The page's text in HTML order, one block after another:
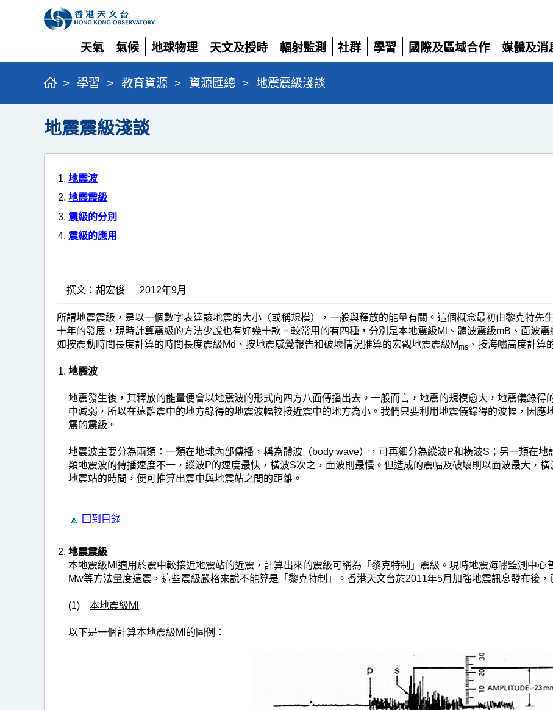
天氣
展
開
氣候
展
開
地球物理
展
開
天文及授時
展
開
輻射監測
展
開
社群
展
學習
展
國際及區域合作
展
媒體及消
展
> 學習 > 教育資源 > 資源匯總 > 地震震級淺談
地震震級淺談
地震波
地震震級
震級的分別
震級的應用
撰文：胡宏俊 2012年9月
所謂地震震級，是以一個數字表達該地震的大小（或稱規模），一般與釋放的能量有關。這個概念最初由黎克特先
十年的發展，現時計算震級的方法少說也有好幾十款。較常用的有四種，分別是本地震級Ml、體波震級mB、面波
如按震動時間長度計算的時間長度震級Md、按地震感覺報告和破壞情況推算的宏觀地震震級Mms 、按海嘯高度計算
地震波
地震發生後，其釋放的能量便會以地震波的形式向四方八面傳播出去。一般而言，地震的規模愈大，地震儀錄得
中減弱，所以在遠離震中的地方錄得的地震波幅較接近震中的地方為小。我們只要利用地震儀錄得的波幅，因應
震的震級。
地震波主要分為兩類：一類在地球內部傳播，稱為體波（body wave），可再細分為縱波P和橫波S；另一類在
類地震波的傳播速度不一，縱波P的速度最快，橫波S次之，面波則最慢。但造成的震幅及破壞則以面波最大，
地震站的時間，便可推算出震中與地震站之間的距離。
回到目錄
地震震級
本地震級Ml適用於震中較接近地震站的近震，計算出來的震級可稱為「黎克特制」震級。現時地震海嘯監測中心
Mw等方法量度遠震，這些震級嚴格來說不能算是「黎克特制」。香港天文台於2011年5月加強地震訊息發布後
(1)本地震級Ml
以下是一個計算本地震級Ml的圖例：